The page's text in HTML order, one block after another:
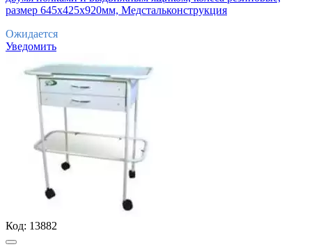
размер 645х425х920мм, Медстальконструкция
Ожидается
Уведомить
Код: 13882